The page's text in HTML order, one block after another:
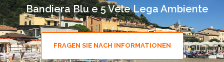
Bandiera Blu e 5 Vele Lega Ambiente
FRAGEN SIE NACH INFORMATIONEN